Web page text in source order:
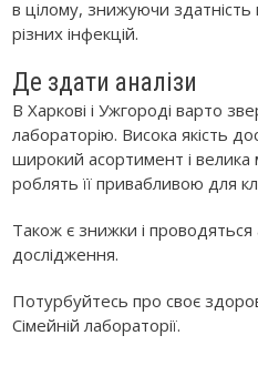
в цілому, знижуючи
різних інфекцій.
Де здати аналізи
В Харкові і Ужгороді варто
лабораторію. Висока якість
широкий асортимент і велика
роблять її привабливою для
Також є знижки і проводяться
дослідження.
Потурбуйтесь про своє
Сімейній лабораторії.